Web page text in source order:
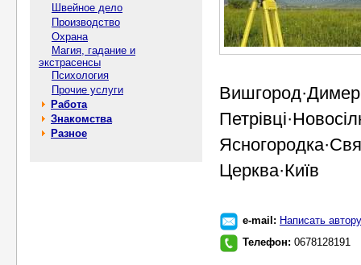
Швейное дело
Производство
Охрана
Магия, гадание и
экстрасенсы
Психология
Прочие услуги
Работа
Знакомства
Разное
Церква·Київ
e-mail: Написать автору
Телефон: 0678128191